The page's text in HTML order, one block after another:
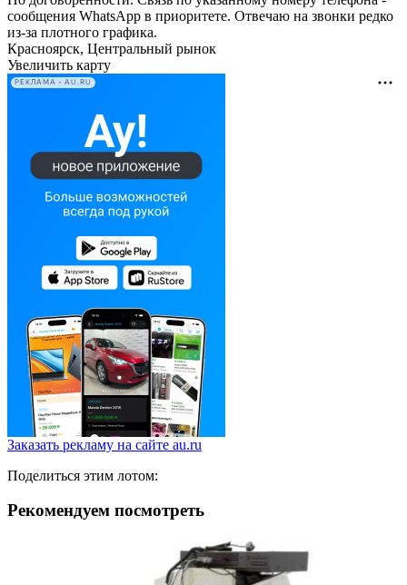
сообщения WhatsApp в приоритете. Отвечаю на звонки редко
из-за плотного графика.
Красноярск, Центральный рынок
Увеличить карту
РЕКЛАМА • AU.RU
Заказать рекламу на сайте au.ru
Поделиться этим лотом:
Рекомендуем посмотреть